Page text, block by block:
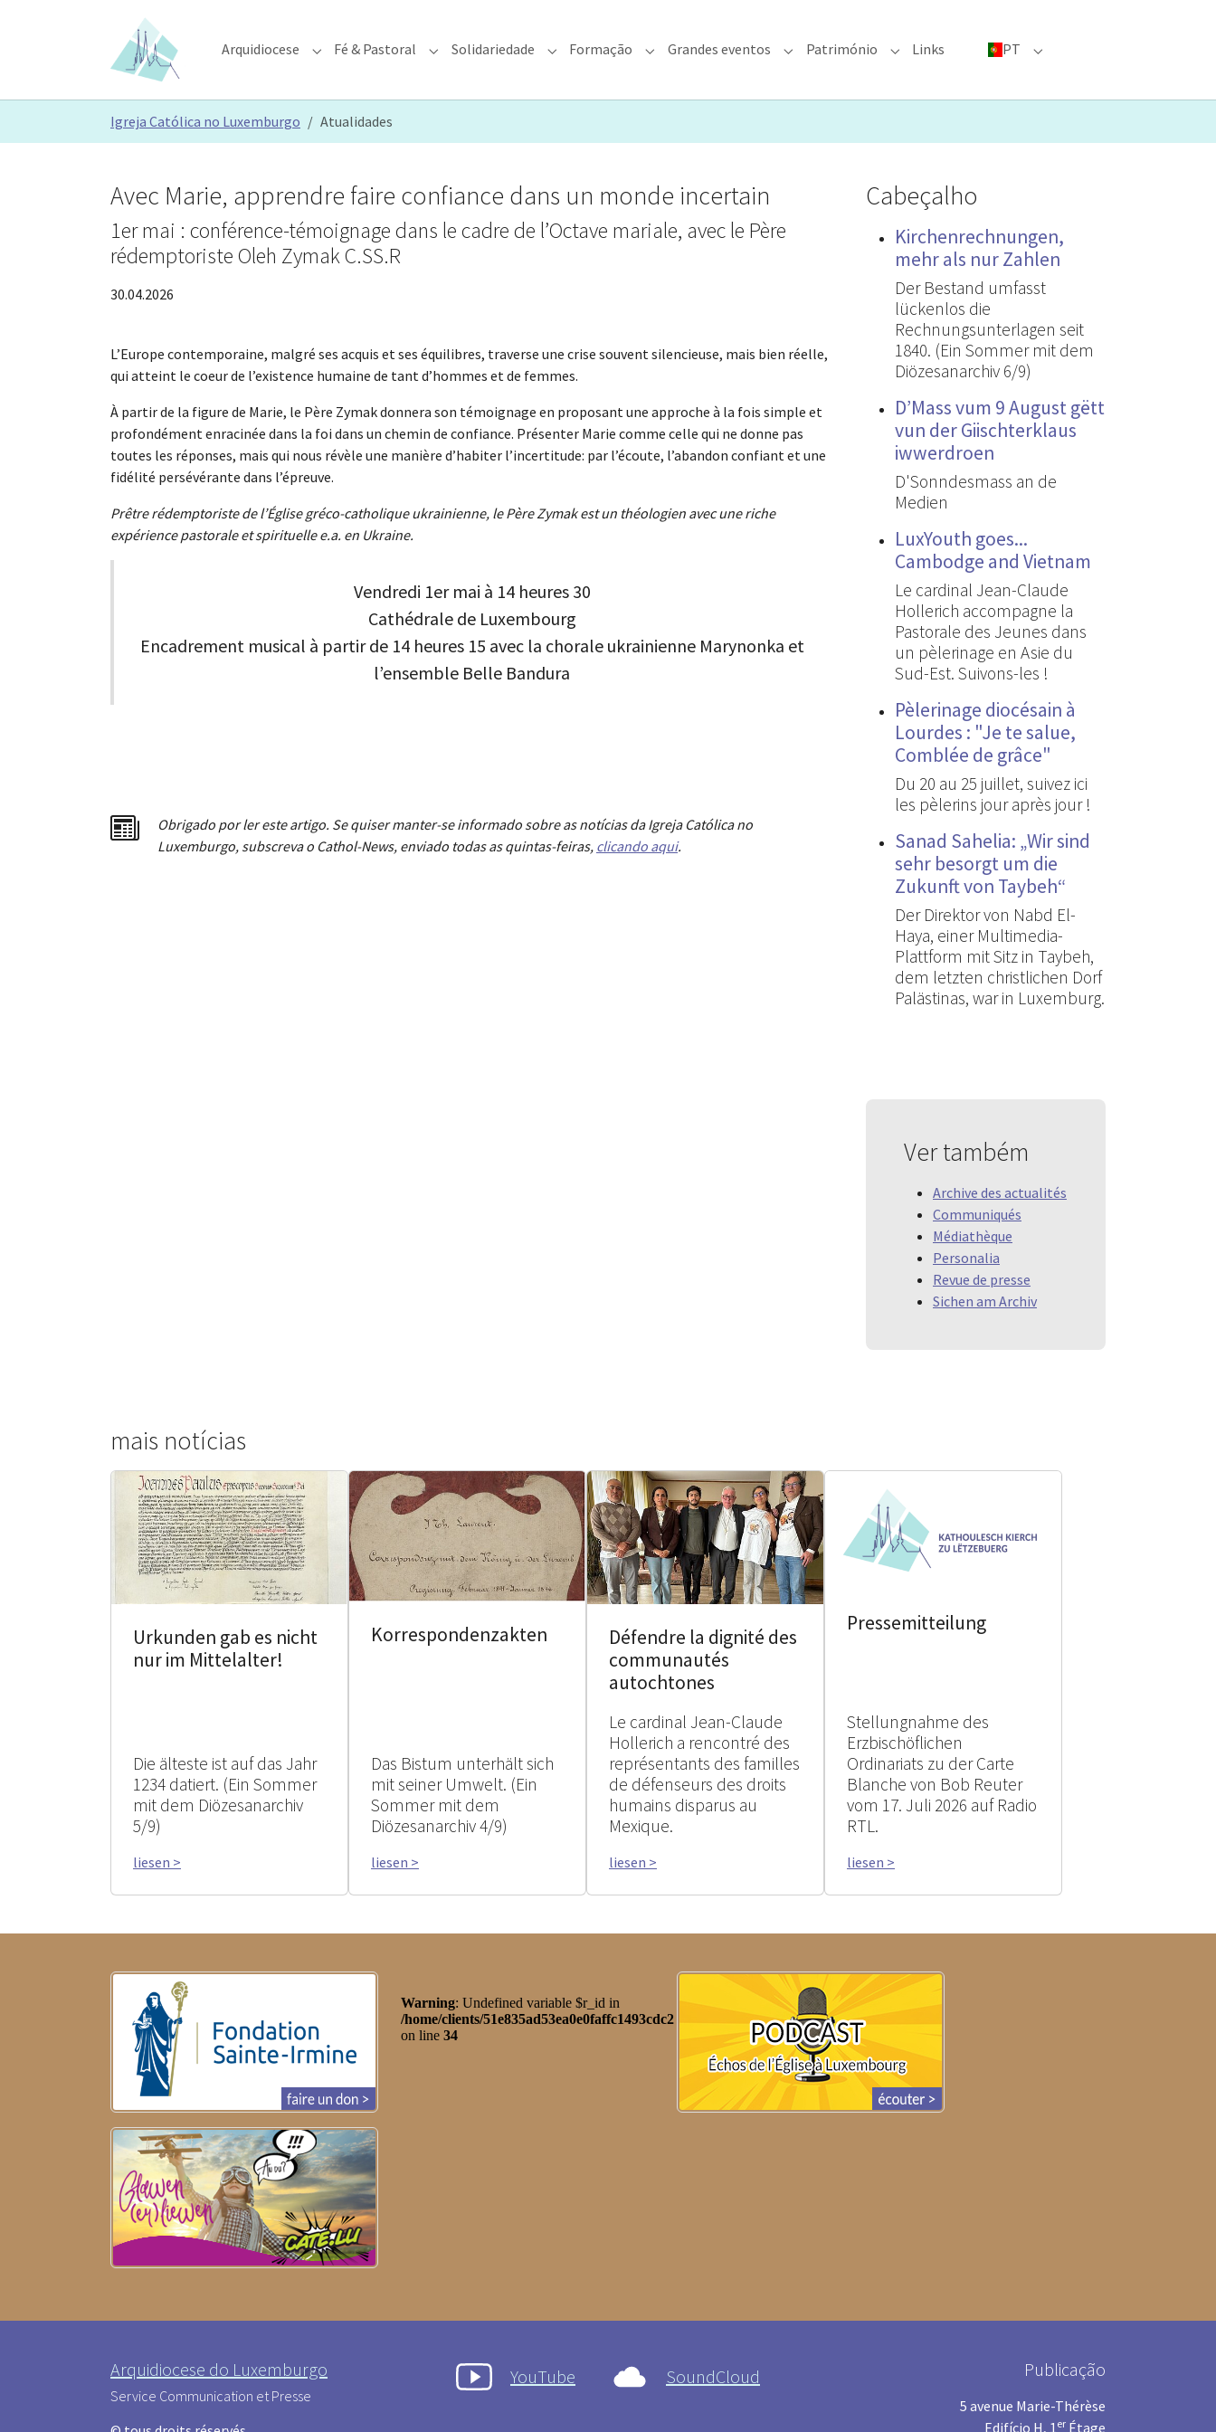
Arquidiocese Submenu for "Arquidiocese"
Fé & Pastoral Submenu for "Fé & Pastoral"
Solidariedade Submenu for "Solidariedade"
Formação Submenu for "Formação"
Grandes eventos Submenu for "Grandes eventos"
Património Submenu for "Património"
Links PT Submenu for "PT"
Igreja Católica no Luxemburgo Atualidades
Avec Marie, apprendre faire confiance dans un monde incertain
1er mai : conférence-témoignage dans le cadre de l’Octave mariale, avec le Père
rédemptoriste Oleh Zymak C.SS.R
30.04.2026
L’Europe contemporaine, malgré ses acquis et ses équilibres, traverse une crise souvent silencieuse, mais bien réelle,
qui atteint le coeur de l’existence humaine de tant d’hommes et de femmes.
À partir de la figure de Marie, le Père Zymak donnera son témoignage en proposant une approche à la fois simple et
profondément enracinée dans la foi dans un chemin de confiance. Présenter Marie comme celle qui ne donne pas
toutes les réponses, mais qui nous révèle une manière d’habiter l’incertitude: par l’écoute, l’abandon confiant et une
fidélité persévérante dans l’épreuve.
Prêtre rédemptoriste de l’Église gréco-catholique ukrainienne, le Père Zymak est un théologien avec une riche
expérience pastorale et spirituelle e.a. en Ukraine.
Vendredi 1er mai à 14 heures 30
Cathédrale de Luxembourg
Encadrement musical à partir de 14 heures 15 avec la chorale ukrainienne Marynonka et
l’ensemble Belle Bandura
Obrigado por ler este artigo. Se quiser manter-se informado sobre as notícias da Igreja Católica no
Luxemburgo, subscreva o Cathol-News, enviado todas as quintas-feiras, clicando aqui.
Cabeçalho
Kirchenrechnungen,
mehr als nur Zahlen
Der Bestand umfasst
lückenlos die
Rechnungsunterlagen seit
1840. (Ein Sommer mit dem
Diözesanarchiv 6/9)
D’Mass vum 9 August gëtt
vun der Giischterklaus
iwwerdroen
D'Sonndesmass an de
Medien
LuxYouth goes...
Cambodge and Vietnam
Le cardinal Jean-Claude
Hollerich accompagne la
Pastorale des Jeunes dans
un pèlerinage en Asie du
Sud-Est. Suivons-les !
Pèlerinage diocésain à
Lourdes : "Je te salue,
Comblée de grâce"
Du 20 au 25 juillet, suivez ici
les pèlerins jour après jour !
Sanad Sahelia: „Wir sind
sehr besorgt um die
Zukunft von Taybeh“
Der Direktor von Nabd El-
Haya, einer Multimedia-
Plattform mit Sitz in Taybeh,
dem letzten christlichen Dorf
Palästinas, war in Luxemburg.
Ver também
Archive des actualités
Communiqués
Médiathèque
Personalia
Revue de presse
Sichen am Archiv
mais notícias
Urkunden gab es nicht
nur im Mittelalter!
Die älteste ist auf das Jahr
1234 datiert. (Ein Sommer
mit dem Diözesanarchiv
5/9)
liesen >
Korrespondenzakten
Das Bistum unterhält sich
mit seiner Umwelt. (Ein
Sommer mit dem
Diözesanarchiv 4/9)
liesen >
Défendre la dignité des
communautés
autochtones
Le cardinal Jean-Claude
Hollerich a rencontré des
représentants des familles
de défenseurs des droits
humains disparus au
Mexique.
liesen >
Pressemitteilung
Stellungnahme des
Erzbischöflichen
Ordinariats zu der Carte
Blanche von Bob Reuter
vom 17. Juli 2026 auf Radio
RTL.
liesen >
Arquidiocese do Luxemburgo
Service Communication et Presse
YouTube SoundCloud Publicação
5 avenue Marie-Thérèse
Edifício H, 1 er Étage